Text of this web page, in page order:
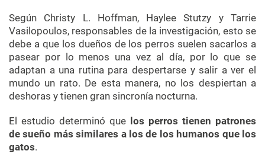
Según Christy L. Hoffman, Haylee Stutzy y Tarrie
Vasilopoulos, responsables de la investigación, esto se
debe a que los dueños de los perros suelen sacarlos a
pasear por lo menos una vez al día, por lo que se
adaptan a una rutina para despertarse y salir a ver el
mundo un rato. De esta manera, no los despiertan a
deshoras y tienen gran sincronía nocturna.
El estudio determinó que los perros tienen patrones
de sueño más similares a los de los humanos que los
gatos.